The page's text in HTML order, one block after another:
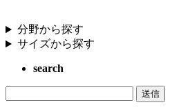
分野から探す
サイズから探す
search